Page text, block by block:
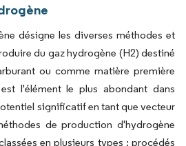
désigne les diverses méthodes et
du gaz hydrogène (H2) destiné
ou comme matière première
l'élément le plus abondant dans
significatif en tant que vecteur
de production d'hydrogène
en plusieurs types : procédés